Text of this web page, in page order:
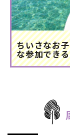
ちいさなお
な参加でき